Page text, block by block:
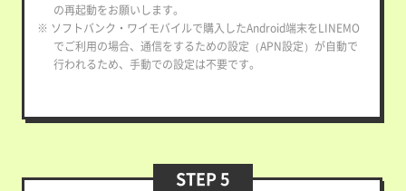
の再起動をお願いします。
※ ソフトバンク・ワイモバイルで購入したAndroid端末をLINEMO
でご利用の場合、通信をするための設定（APN設定）が自動で
行われるため、手動での設定は不要です。
STEP 5